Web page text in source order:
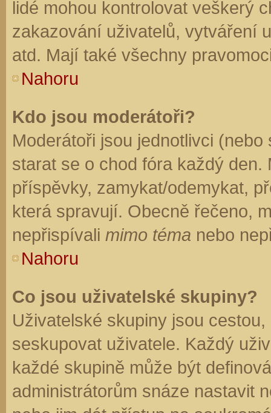
lidé mohou kontrolovat veškerý
zakazování uživatelů, vytváření
atd. Mají také všechny
Nahoru
Kdo jsou moderátoři?
Moderátoři jsou jednotlivci
starat se o chod fóra každý
příspěvky, zamykat/odemykat,
která spravují. Obecně řečeno,
nepřispívali mimo téma nebo
Nahoru
Co jsou uživatelské skupiny?
Uživatelské skupiny jsou
seskupovat uživatele. Každý
každé skupině může být
administrátorům snáze nastavit